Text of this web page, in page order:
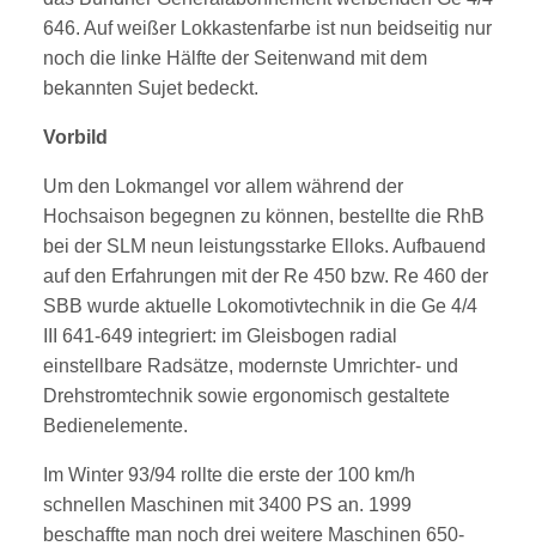
646. Auf weißer Lokkastenfarbe ist nun beidseitig nur
noch die linke Hälfte der Seitenwand mit dem
bekannten Sujet bedeckt.
Vorbild
Um den Lokmangel vor allem während der
Hochsaison begegnen zu können, bestellte die RhB
bei der SLM neun leistungsstarke Elloks. Aufbauend
auf den Erfahrungen mit der Re 450 bzw. Re 460 der
SBB wurde aktuelle Lokomotivtechnik in die Ge 4/4
III 641-649 integriert: im Gleisbogen radial
einstellbare Radsätze, modernste Umrichter- und
Drehstromtechnik sowie ergonomisch gestaltete
Bedienelemente.
Im Winter 93/94 rollte die erste der 100 km/h
schnellen Maschinen mit 3400 PS an. 1999
beschaffte man noch drei weitere Maschinen 650-